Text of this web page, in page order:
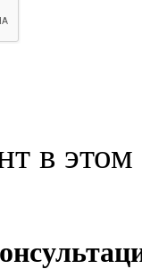
в этом